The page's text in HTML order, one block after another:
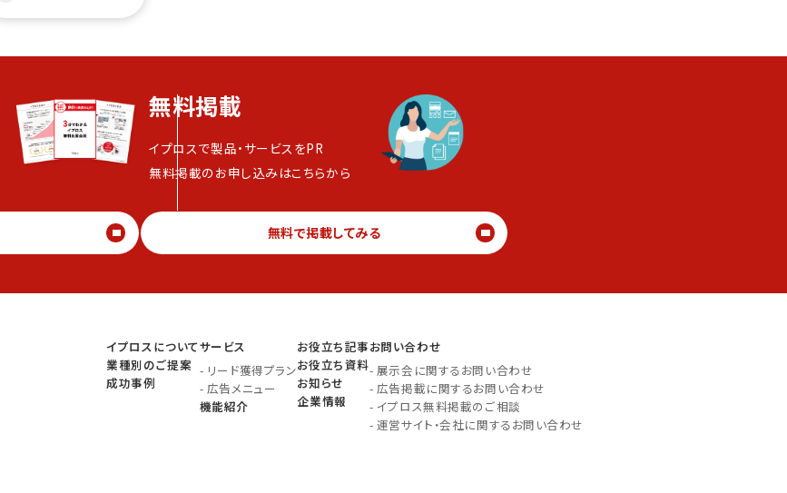
無料掲載
イプロスで製品・サービスをPR
無料掲載のお申し込みはこちらから
無料で掲載してみる
イプロスについて
業種別のご提案
成功事例
サービス
- リード獲得プラン
- 広告メニュー
機能紹介
お役立ち記事
お役立ち資料
お知らせ
企業情報
お問い合わせ
- 展示会に関するお問い合わせ
- 広告掲載に関するお問い合わせ
- イプロス無料掲載のご相談
- 運営サイト・会社に関するお問い合わせ